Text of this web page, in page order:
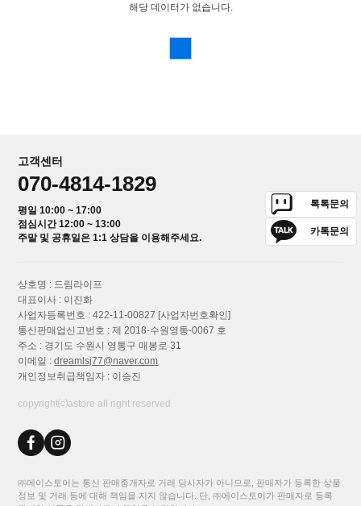
해당 데이터가 없습니다.
고객센터
070-4814-1829
평일 10:00 ~ 17:00
점심시간 12:00 ~ 13:00
주말 및 공휴일은 1:1 상담을 이용해주세요.
톡톡문의
카톡문의
상호명 : 드림라이프
대표이사 : 이진화
사업자등록번호 : 422-11-00827 [사업자번호확인]
통신판매업신고번호 : 제 2018-수원영통-0067 호
주소 : 경기도 수원시 영통구 매봉로 31
이메일 :dreamlsj77@naver.com
개인정보취급책임자 : 이승진
copyright⒞astore all right reserved
㈜에이스토어는 통신 판매중개자로 거래 당사자가 아니므로, 판매자가 등록한 상품
정보 및 거래 등에 대해 책임을 지지 않습니다. 단, ㈜에이스토어가 판매자로 등록